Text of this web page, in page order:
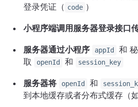
登录凭证（ code ）
小程序端调用服务器登录接口
服务器通过小程序 appId
和
取
openId 和 session_key
服务器将 openId 和
到本地缓存或者分布式缓存（如